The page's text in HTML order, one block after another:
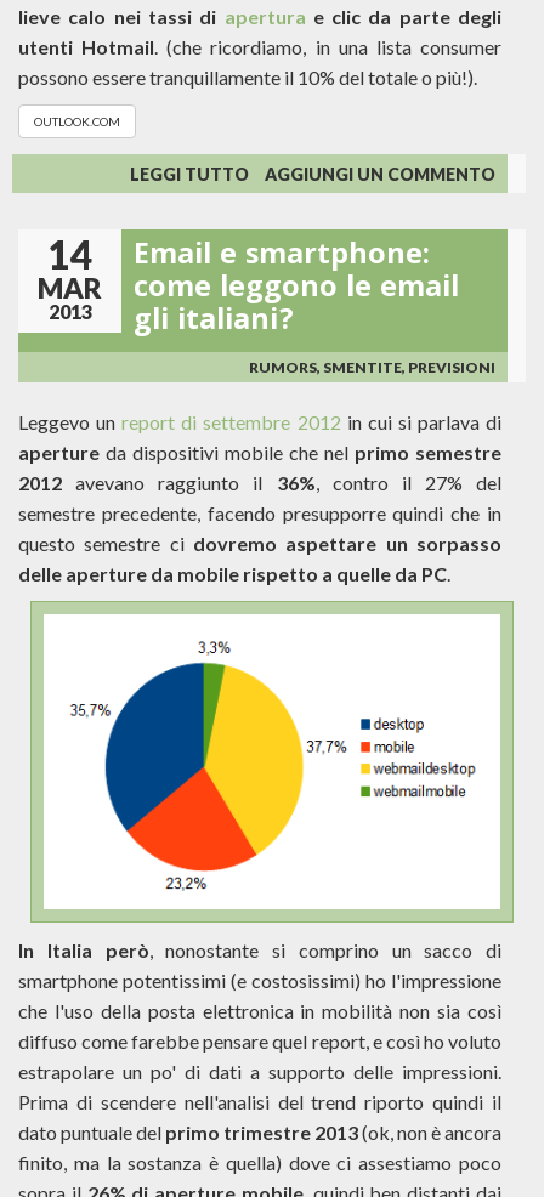
lieve calo nei tassi di apertura e clic da parte degli
utenti Hotmail. (che ricordiamo, in una lista consumer
possono essere tranquillamente il 10% del totale o più!).
OUTLOOK.COM
LEGGI TUTTO SU
DISSERVIZI
NUOVO
OUTLOOK.COM
12/13
MARZO
AGGIUNGI UN COMMENTO
14
MAR
2013
Email e smartphone:
come leggono le email
gli italiani?
RUMORS, SMENTITE, PREVISIONI
Leggevo unreport di settembre 2012 in cui si parlava di
aperture da dispositivi mobile che nel primo semestre
2012 avevano raggiunto il 36%, contro il 27% del
semestre precedente, facendo presupporre quindi che in
questo semestre ci dovremo aspettare un sorpasso
delle aperture da mobile rispetto a quelle da PC.
In Italia però, nonostante si comprino un sacco di
smartphone potentissimi (e costosissimi) ho l'impressione
che l'uso della posta elettronica in mobilità non sia così
diffuso come farebbe pensare quel report, e così ho voluto
estrapolare un po' di dati a supporto delle impressioni.
Prima di scendere nell'analisi del trend riporto quindi il
dato puntuale del primo trimestre 2013(ok, non è ancora
finito, ma la sostanza è quella) dove ci assestiamo poco